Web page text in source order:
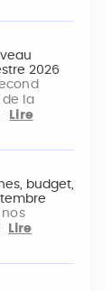
2026
de la
Lire
budget,
nos
Lire